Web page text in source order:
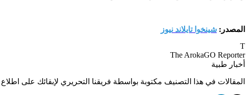
المصدر: شينخوا تايلاند نيوز
T
The ArokaGO Reporter
أخبار طبية
المقالات في هذا التصنيف مكتوبة بواسطة فريقنا التحريري لإبقائك على